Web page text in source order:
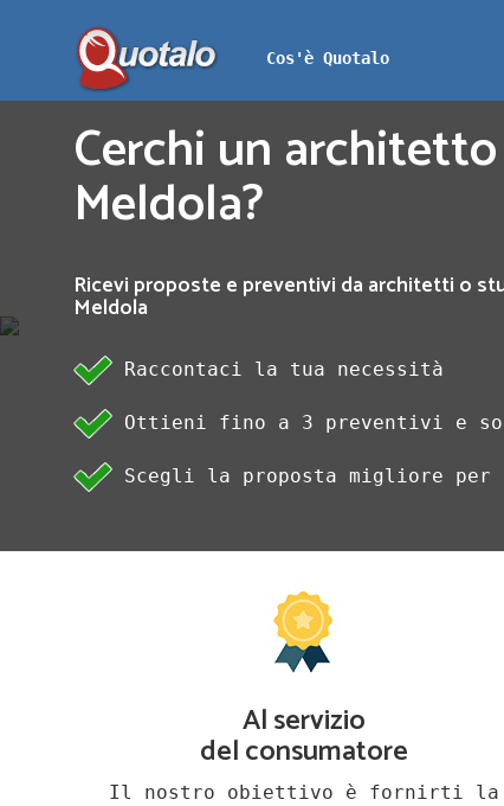
Cos'è Quotalo
Cerchi un
Meldola?
Ricevi proposte e preventivi da architetti o
Meldola
Raccontaci la tua necessità
Ottieni fino a 3 preventivi e
Scegli la proposta migliore per
Al servizio
del consumatore
Il nostro obiettivo è fornirti la